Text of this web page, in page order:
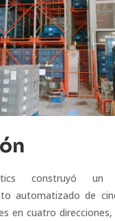
construyó un
automatizado de
en cuatro direcciones,